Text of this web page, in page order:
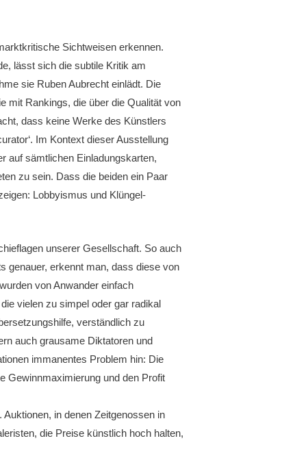
Sichtweisen erkennen.
lässt sich die subtile Kritik am
sie Ruben Aubrecht einlädt. Die
mit Rankings, die über die Qualität von
dass keine Werke des Künstlers
Im Kontext dieser Ausstellung
auf sämtlichen Einladungskarten,
zu sein. Dass die beiden ein Paar
Lobbyismus und Klüngel-
unserer Gesellschaft. So auch
genauer, erkennt man, dass diese von
von Anwander einfach
vielen zu simpel oder gar radikal
verständlich zu
auch grausame Diktatoren und
immanentes Problem hin: Die
Gewinnmaximierung und den Profit
in denen Zeitgenossen in
die Preise künstlich hoch halten,